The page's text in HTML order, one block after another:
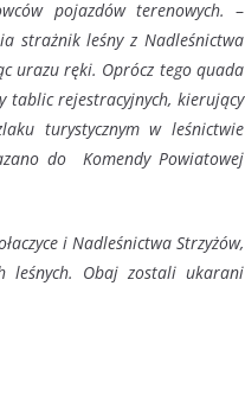
pojazdów terenowych. –
strażnik leśny z Nadleśnictwa
urazu ręki. Oprócz tego quada
tablic rejestracyjnych, kierujący
turystycznym w leśnictwie
do Komendy Powiatowej
i Nadleśnictwa Strzyżów,
leśnych. Obaj zostali ukarani